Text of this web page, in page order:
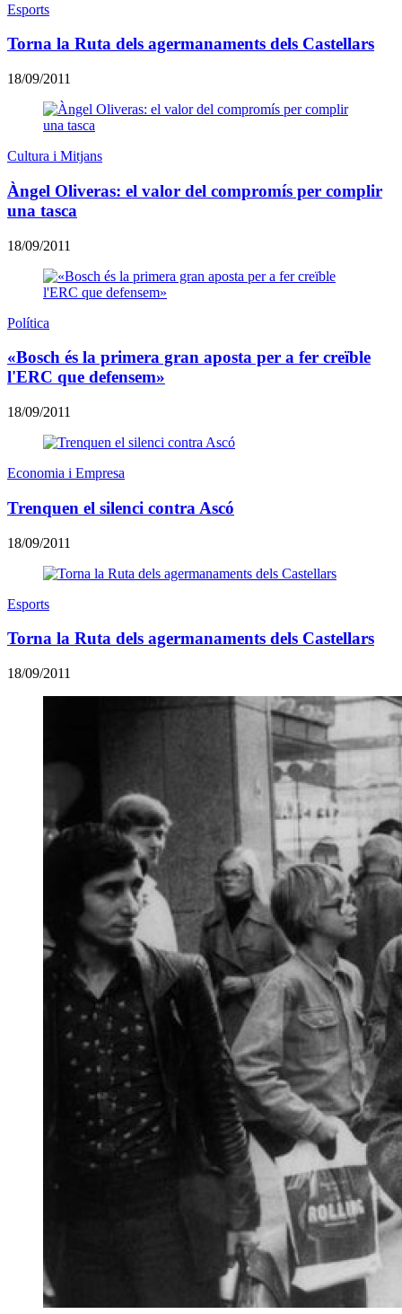
Esports
Torna la Ruta dels agermanaments dels Castellars
18/09/2011
Cultura i Mitjans
Àngel Oliveras: el valor del compromís per complir
una tasca
18/09/2011
Política
«Bosch és la primera gran aposta per a fer creïble
l'ERC que defensem»
18/09/2011
Economia i Empresa
Trenquen el silenci contra Ascó
18/09/2011
Esports
Torna la Ruta dels agermanaments dels Castellars
18/09/2011